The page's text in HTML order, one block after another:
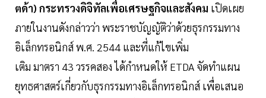
ตด้า) กระทรวงดิจิทัลเพื่อเศรษฐกิจและสังคม เปิดเผย
ภายในงานดังกล่าวว่า พระราชบัญญัติว่าด้วยธุรกรรมทาง
อิเล็กทรอนิกส์ พ.ศ. 2544 และที่แก้ไขเพิ่ม
เติม มาตรา 43 วรรคสอง ได้กำหนดให้ ETDA จัดทำแผน
ยุทธศาสตร์เกี่ยวกับธุรกรรมทางอิเล็กทรอนิกส์ เพื่อเสนอ